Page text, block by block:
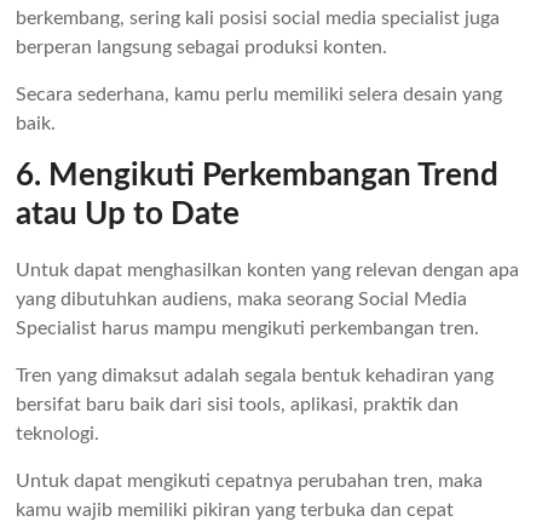
berkembang, sering kali posisi social media specialist juga
berperan langsung sebagai produksi konten.
Secara sederhana, kamu perlu memiliki selera desain yang
baik.
6. Mengikuti Perkembangan Trend
atau Up to Date
Untuk dapat menghasilkan konten yang relevan dengan apa
yang dibutuhkan audiens, maka seorang Social Media
Specialist harus mampu mengikuti perkembangan tren.
Tren yang dimaksut adalah segala bentuk kehadiran yang
bersifat baru baik dari sisi tools, aplikasi, praktik dan
teknologi.
Untuk dapat mengikuti cepatnya perubahan tren, maka
kamu wajib memiliki pikiran yang terbuka dan cepat